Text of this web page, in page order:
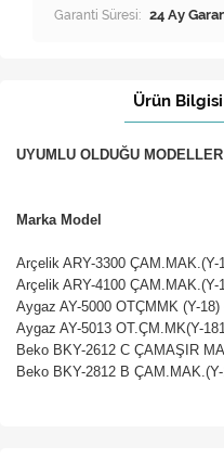
Garanti Süresi: 24 Ay
Ürün Bilgisi
UYUMLU OLDUĞU
Marka Model
Arçelik ARY-3300 ÇAM.MAK.(Y-
Arçelik ARY-4100 ÇAM.MAK.(Y-
Aygaz AY-5000 OTÇMMK (Y-18)
Aygaz AY-5013 OT.ÇM.MK(Y-
Beko BKY-2612 C ÇAMAŞIR
Beko BKY-2812 B